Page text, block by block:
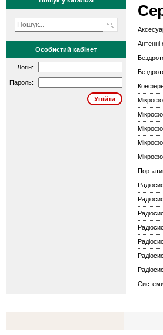
Особистий кабінет
Логін:
Пароль:
Антенні